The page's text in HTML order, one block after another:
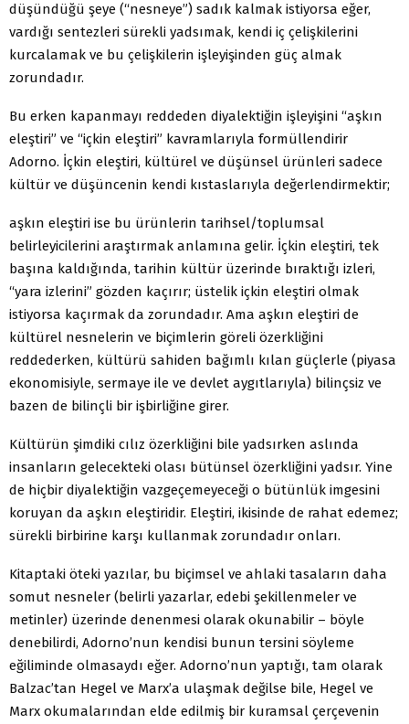
düşündüğü şeye (“nesneye”) sadık kalmak istiyorsa eğer,
vardığı sentezleri sürekli yadsımak, kendi iç çelişkilerini
kurcalamak ve bu çelişkilerin işleyişinden güç almak
zorundadır.
Bu erken kapanmayı reddeden diyalektiğin işleyişini “aşkın
eleştiri” ve “içkin eleştiri” kavramlarıyla formüllendirir
Adorno. İçkin eleştiri, kültürel ve düşünsel ürünleri sadece
kültür ve düşüncenin kendi kıstaslarıyla değerlendirmektir;
aşkın eleştiri ise bu ürünlerin tarihsel/toplumsal
belirleyicilerini araştırmak anlamına gelir. İçkin eleştiri, tek
başına kaldığında, tarihin kültür üzerinde bıraktığı izleri,
“yara izlerini” gözden kaçırır; üstelik içkin eleştiri olmak
istiyorsa kaçırmak da zorundadır. Ama aşkın eleştiri de
kültürel nesnelerin ve biçimlerin göreli özerkliğini
reddederken, kültürü sahiden bağımlı kılan güçlerle (piyasa
ekonomisiyle, sermaye ile ve devlet aygıtlarıyla) bilinçsiz ve
bazen de bilinçli bir işbirliğine girer.
Kültürün şimdiki cılız özerkliğini bile yadsırken aslında
insanların gelecekteki olası bütünsel özerkliğini yadsır. Yine
de hiçbir diyalektiğin vazgeçemeyeceği o bütünlük imgesini
koruyan da aşkın eleştiridir. Eleştiri, ikisinde de rahat edemez;
sürekli birbirine karşı kullanmak zorundadır onları.
Kitaptaki öteki yazılar, bu biçimsel ve ahlaki tasaların daha
somut nesneler (belirli yazarlar, edebi şekillenmeler ve
metinler) üzerinde denenmesi olarak okunabilir – böyle
denebilirdi, Adorno’nun kendisi bunun tersini söyleme
eğiliminde olmasaydı eğer. Adorno’nun yaptığı, tam olarak
Balzac’tan Hegel ve Marx’a ulaşmak değilse bile, Hegel ve
Marx okumalarından elde edilmiş bir kuramsal çerçevenin